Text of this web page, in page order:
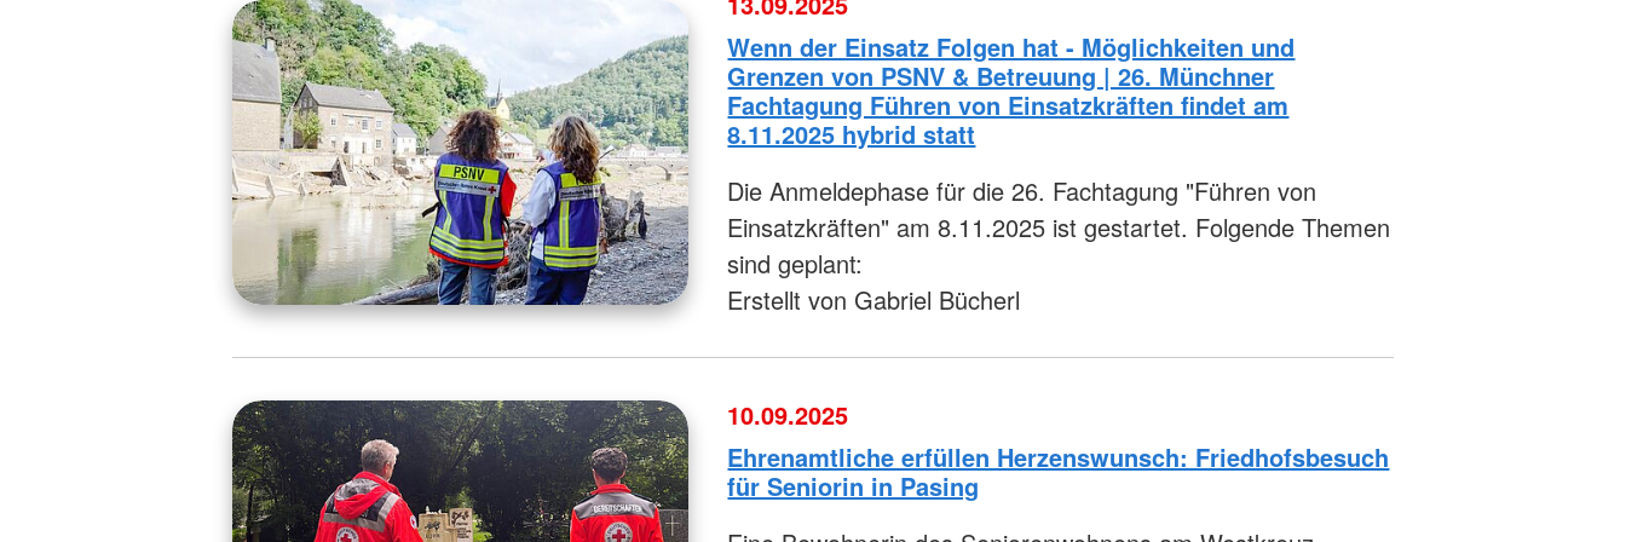
Wenn der Einsatz Folgen hat - Möglichkeiten und
Grenzen von PSNV & Betreuung | 26. Münchner
Fachtagung Führen von Einsatzkräften findet am
8.11.2025 hybrid statt
Die Anmeldephase für die 26. Fachtagung "Führen von
Einsatzkräften" am 8.11.2025 ist gestartet. Folgende Themen
sind geplant:
Erstellt von Gabriel Bücherl
10.09.2025
Ehrenamtliche erfüllen Herzenswunsch: Friedhofsbesuch
für Seniorin in Pasing